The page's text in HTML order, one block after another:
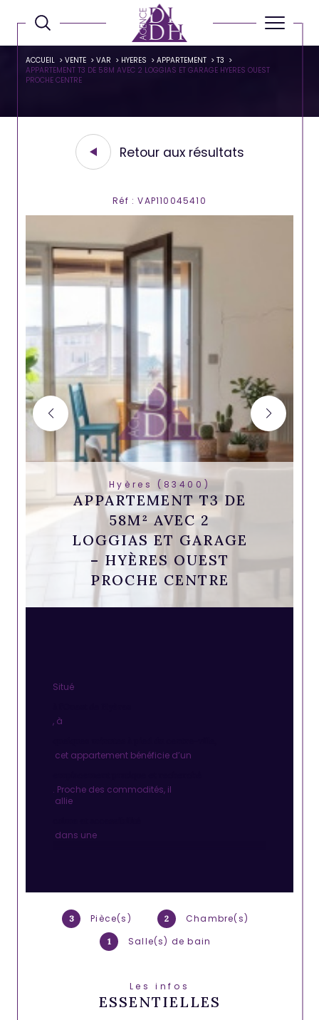
ACCUEIL VENTE VAR HYERES APPARTEMENT
T3
APPARTEMENT T3 DE 58M AVEC 2 LOGGIAS ET GARAGE HYERES OUEST
PROCHE CENTRE
Retour aux résultats
Réf : VAP110045410
Hyères (83400)
APPARTEMENT T3 DE
58M² AVEC 2
LOGGIAS ET GARAGE
– HYÈRES OUEST
PROCHE CENTRE
3 Pièce(s) 2 Chambre(s)
1 Salle(s) de bain
Les infos
ESSENTIELLES
Situé
, à
cet appartement bénéficie d’un
. Proche des commodités, il
allie
dans une
Cet appartement de type T3 traversant
de 57.53m2 carrez situé au 1er étage se
compose:
- d’un séjour et d’une chambre ouvrant